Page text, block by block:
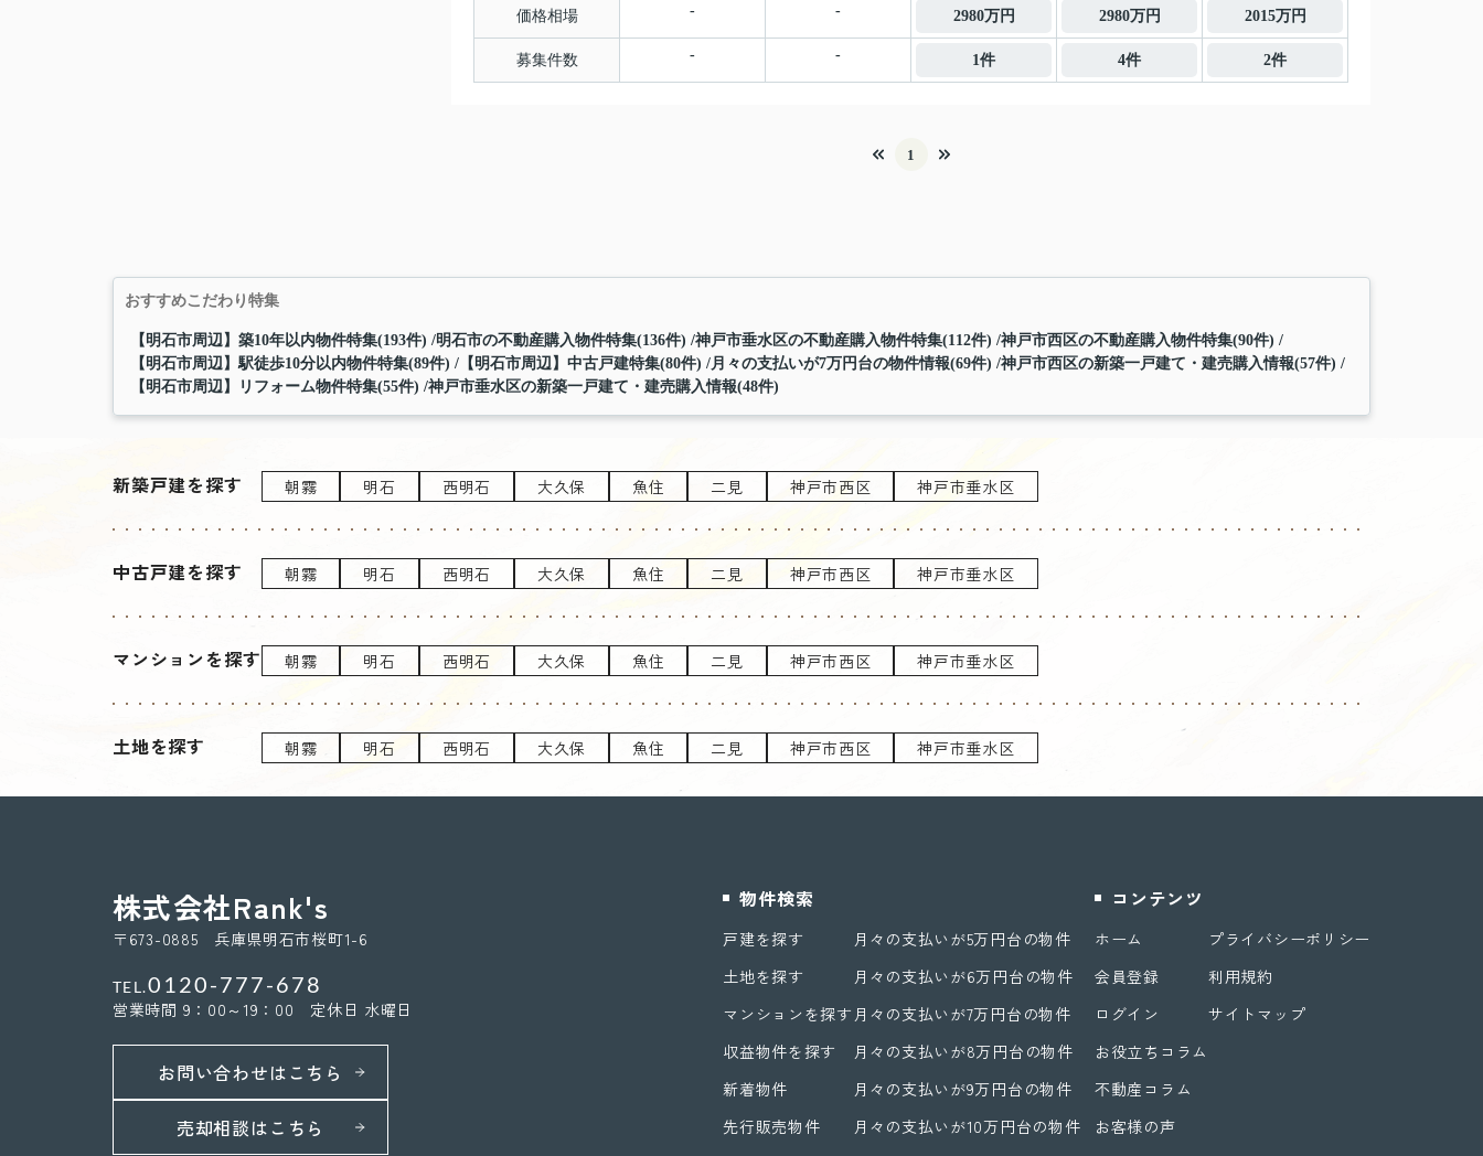
価格相場 - - 2980万円 2980万円 2015万円
募集件数 - - 1件 4件 2件
1
おすすめこだわり特集
【明石市周辺】築10年以内物件特集(193件) 明石市の不動産購入物件特集(136件) 神戸市垂水区の不動産購入物件特集(112件) 神戸市西区の不動産購入物件特集(90件)
【明石市周辺】駅徒歩10分以内物件特集(89件)
【明石市周辺】中古戸建特集(80件) 月々の支払いが7万円台の物件情報(69件) 神戸市西区の新築一戸建て・建売購入情報(57件)
【明石市周辺】リフォーム物件特集(55件) 神戸市垂水区の新築一戸建て・建売購入情報(48件)
新築戸建を探す 朝霧 明石 西明石 大久保 魚住 二見 神戸市西区 神戸市垂水区
中古戸建を探す 朝霧 明石 西明石 大久保 魚住 二見 神戸市西区 神戸市垂水区
マンションを探す 朝霧 明石 西明石 大久保 魚住 二見 神戸市西区 神戸市垂水区
土地を探す 朝霧 明石 西明石 大久保 魚住 二見 神戸市西区 神戸市垂水区
株式会社Rank's
〒673-0885 兵庫県明石市桜町1-6
TEL.0120-777-678
営業時間 9：00～19：00 定休日 水曜日
お問い合わせはこちら
売却相談はこちら
物件検索
戸建を探す
土地を探す
マンションを探す
収益物件を探す
新着物件
先行販売物件
月々の支払いが5万円台の物件
月々の支払いが6万円台の物件
月々の支払いが7万円台の物件
月々の支払いが8万円台の物件
月々の支払いが9万円台の物件
月々の支払いが10万円台の物件
コンテンツ
ホーム
会員登録
ログイン
お役立ちコラム
不動産コラム
お客様の声
プライバシーポリシー
利用規約
サイトマップ